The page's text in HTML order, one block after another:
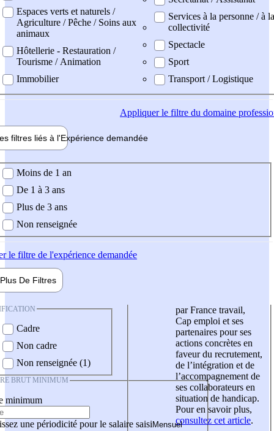
Espaces verts et naturels /
Agriculture / Pêche / Soins aux
animaux
Hôtellerie - Restauration /
Tourisme / Animation
Immobilier
Services à la personne / à la
collectivité
Spectacle
Sport
Transport / Logistique
Appliquerle filtre du domaine
filtres liés à l'Expérience demandée
demandée
Moins de 1 an
De 1 à 3 ans
Plus de 3 ans
Non renseignée
le filtre de l'expérience demandée
Plus De Filtres
Cadre
Non cadre
Non renseignée (1)
BRUT MINIMUM
minimum
une périodicité pour le salaire saisi
par France travail,
Cap emploi et ses
partenaires pour ses
actions concrètes en
faveur du recrutement,
de l’intégration et de
l’accompagnement de
ses collaborateurs en
situation de handicap.
Pour en savoir plus,
consultez cet article.